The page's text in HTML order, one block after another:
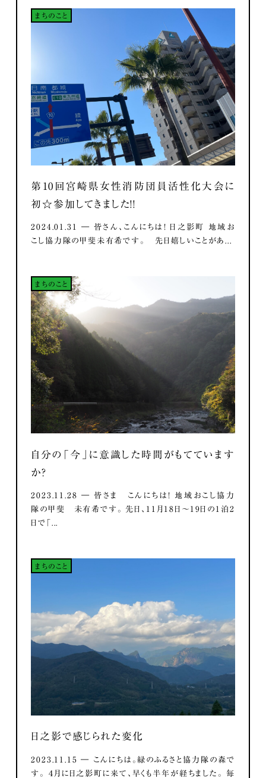
まちのこと
第10回宮崎県女性消防団員活性化大会に
初☆参加してきました！！
2024.01.31 ― 皆さん、こんにちは！ 日之影町 地域お
こし協力隊の甲斐未有希です。 先日嬉しいことがあ...
まちのこと
自分の「今」に意識した時間がもてています
か？
2023.11.28 ― 皆さま こんにちは！ 地域おこし協力
隊の甲斐 未有希です。 先日、11月18日～19日の1泊2
日で「...
まちのこと
日之影で感じられた変化
2023.11.15 ― こんにちは。緑のふるさと協力隊の森で
す。 ４月に日之影町に来て、早くも半年が経ちました。 毎